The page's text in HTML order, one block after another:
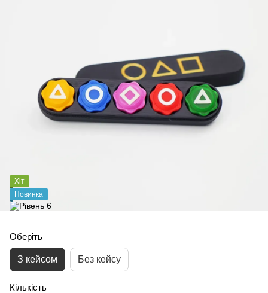
Хіт
Новинка
Оберіть
З кейсом Без кейсу
Кількість